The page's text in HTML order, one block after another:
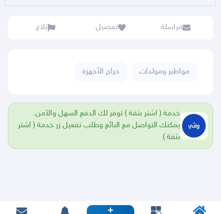
مراسلة تفضيل بلاغ
مواطير ومولدات حراج الأجهزة
خدمة ( اشتر بثقة ) توفر لك الدفع السهل والآمن.
يمكنك التواصل مع البائع وطلب تفعيل زر خدمة ( اشتر
بثقة )